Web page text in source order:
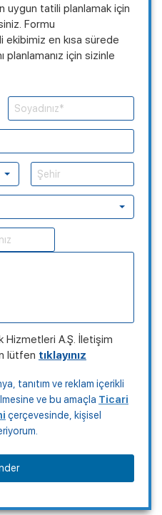
uygun tatili planlamak için
Formu
en kısa sürede
planlamanız için sizinle
Hizmetleri A.Ş. İletişim
lütfen tıklayınız
tanıtım ve reklam içerikli
ve bu amaçla Ticari
çerçevesinde, kişisel